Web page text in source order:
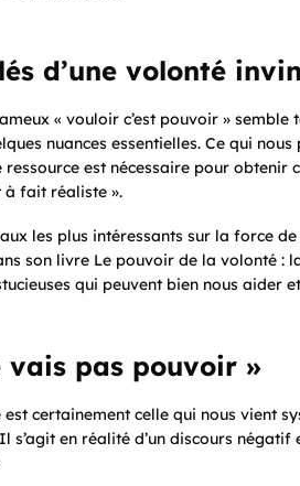
d’une volonté
« vouloir c’est pouvoir »
nuances essentielles. Ce qui
est nécessaire pour obtenir
à fait réaliste ».
les plus intéressants sur la force
son livre Le pouvoir de la volonté :
qui peuvent bien nous aider
vais pas pouvoir »
est certainement celle qui nous vient
s’agit en réalité d’un discours